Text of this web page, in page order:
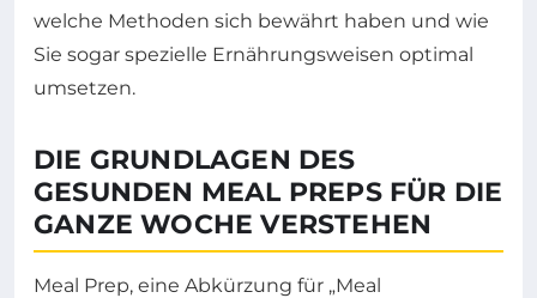
welche Methoden sich bewährt haben und wie
Sie sogar spezielle Ernährungsweisen optimal
umsetzen.
DIE GRUNDLAGEN DES
GESUNDEN MEAL PREPS FÜR DIE
GANZE WOCHE VERSTEHEN
Meal Prep, eine Abkürzung für „Meal